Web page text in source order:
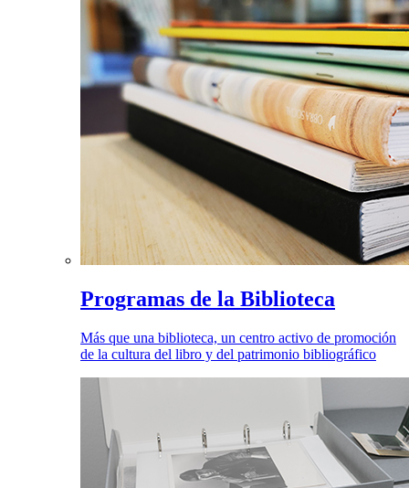
Programas de la Biblioteca
Más que una biblioteca, un centro activo de promoción
de la cultura del libro y del patrimonio bibliográfico